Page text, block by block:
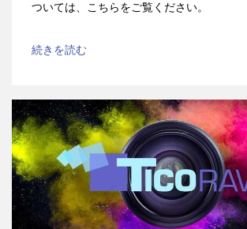
ついては、こちらをご覧ください。
続きを読む